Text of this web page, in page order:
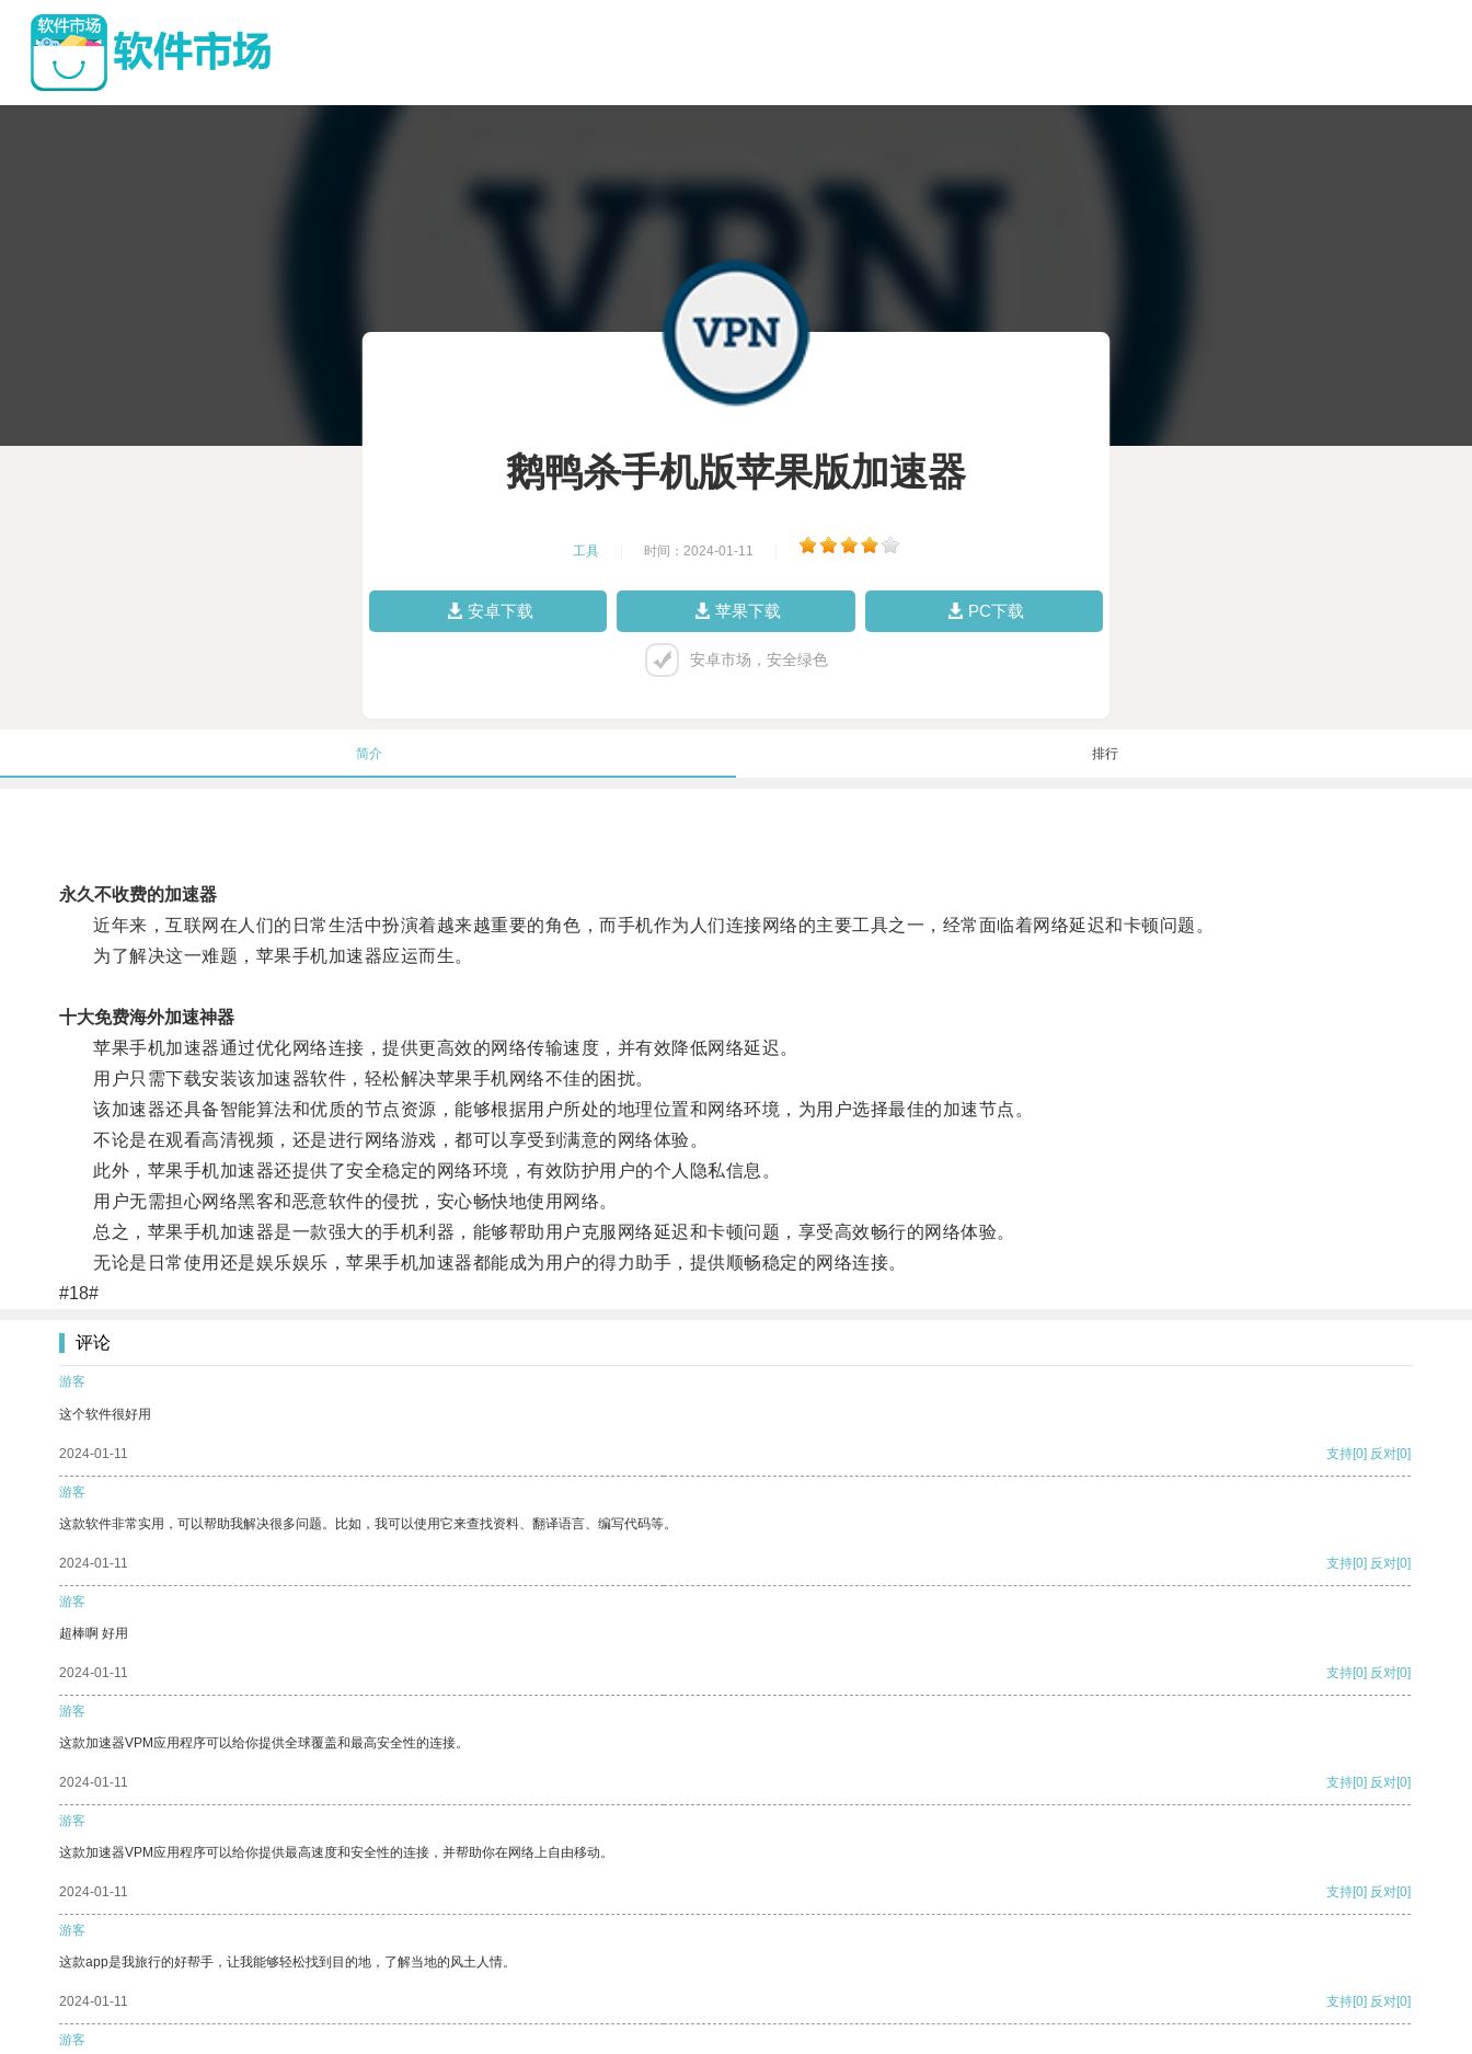
鹅鸭杀手机版苹果版加速器
工具 时间：2024-01-11
安卓下载 苹果下载 PC下载
安卓市场，安全绿色
简介 排行
永久不收费的加速器
近年来，互联网在人们的日常生活中扮演着越来越重要的角色，而手机作为人们连接网络的主要工具之一，经常面临着网络延迟和卡顿问题。
为了解决这一难题，苹果手机加速器应运而生。
十大免费海外加速神器
苹果手机加速器通过优化网络连接，提供更高效的网络传输速度，并有效降低网络延迟。
用户只需下载安装该加速器软件，轻松解决苹果手机网络不佳的困扰。
该加速器还具备智能算法和优质的节点资源，能够根据用户所处的地理位置和网络环境，为用户选择最佳的加速节点。
不论是在观看高清视频，还是进行网络游戏，都可以享受到满意的网络体验。
此外，苹果手机加速器还提供了安全稳定的网络环境，有效防护用户的个人隐私信息。
用户无需担心网络黑客和恶意软件的侵扰，安心畅快地使用网络。
总之，苹果手机加速器是一款强大的手机利器，能够帮助用户克服网络延迟和卡顿问题，享受高效畅行的网络体验。
无论是日常使用还是娱乐娱乐，苹果手机加速器都能成为用户的得力助手，提供顺畅稳定的网络连接。
#18#
评论
游客
这个软件很好用
2024-01-11 支持[0] 反对[0]
游客
这款软件非常实用，可以帮助我解决很多问题。比如，我可以使用它来查找资料、翻译语言、编写代码等。
2024-01-11 支持[0] 反对[0]
游客
超棒啊 好用
2024-01-11 支持[0] 反对[0]
游客
这款加速器VPM应用程序可以给你提供全球覆盖和最高安全性的连接。
2024-01-11 支持[0] 反对[0]
游客
这款加速器VPM应用程序可以给你提供最高速度和安全性的连接，并帮助你在网络上自由移动。
2024-01-11 支持[0] 反对[0]
游客
这款app是我旅行的好帮手，让我能够轻松找到目的地，了解当地的风土人情。
2024-01-11 支持[0] 反对[0]
游客